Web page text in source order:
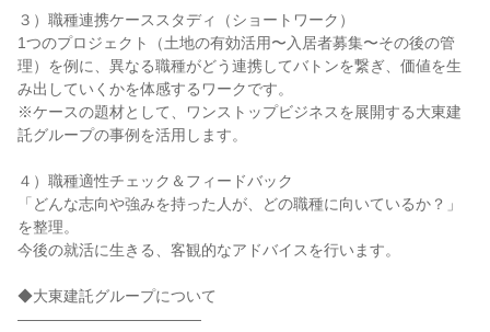
３）職種連携ケーススタディ（ショートワーク）
1つのプロジェクト（土地の有効活用〜入居者募集〜その後の管
理）を例に、異なる職種がどう連携してバトンを繋ぎ、価値を生
み出していくかを体感するワークです。
※ケースの題材として、ワンストップビジネスを展開する大東建
託グループの事例を活用します。
４）職種適性チェック＆フィードバック
「どんな志向や強みを持った人が、どの職種に向いているか？」
を整理。
今後の就活に生きる、客観的なアドバイスを行います。
◆大東建託グループについて
――――――――――――